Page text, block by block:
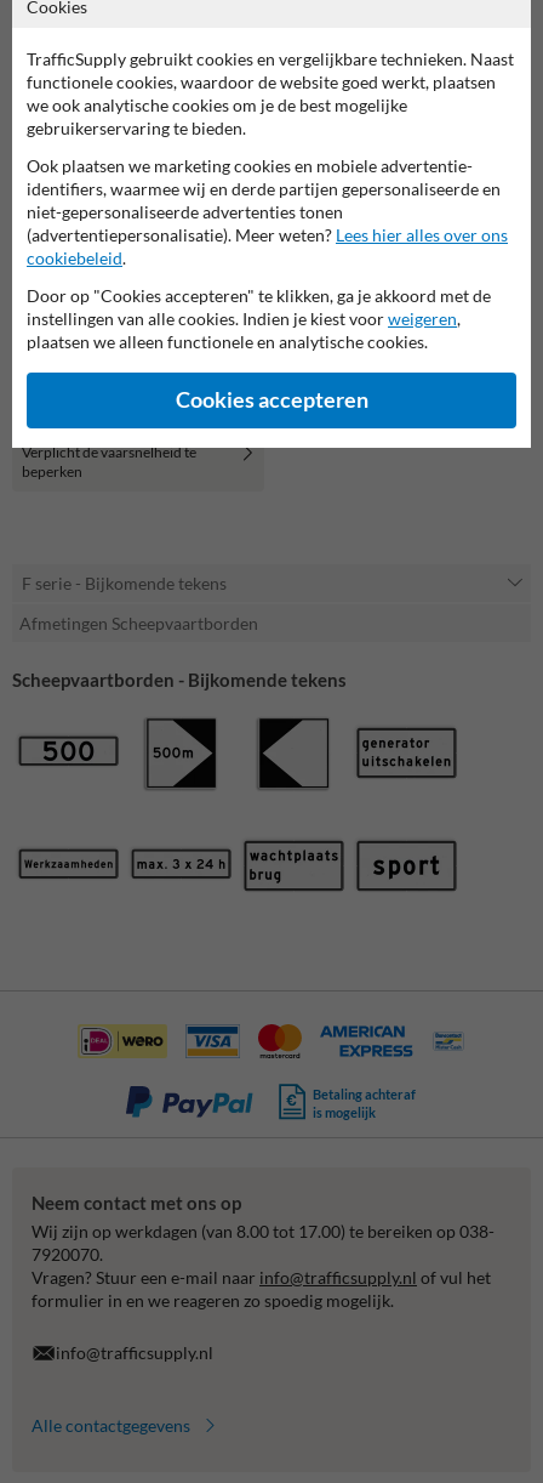
Scheepvaartbord BPR A.1 -
Invaart, uitvaart of doorvaart
verboden
Scheepvaartbord BPR A.7 -
Verboden af te meren
Scheepvaartbord BPR B.6 -
Verplicht de vaarsnelheid te
beperken
F serie - Bijkomende tekens
Afmetingen Scheepvaartborden
Scheepvaartborden - Bijkomende tekens
Betaling achteraf
is mogelijk
Neem contact met ons op
Wij zijn op werkdagen (van 8.00 tot 17.00) te bereiken op 038-
7920070.
Vragen? Stuur een e-mail naar info@trafficsupply.nl of vul het
formulier in en we reageren zo spoedig mogelijk.
info@trafficsupply.nl
Alle contactgegevens
Cookies
TrafficSupply gebruikt cookies en vergelijkbare technieken. Naast
functionele cookies, waardoor de website goed werkt, plaatsen
we ook analytische cookies om je de best mogelijke
gebruikerservaring te bieden.
Ook plaatsen we marketing cookies en mobiele advertentie-
identifiers, waarmee wij en derde partijen gepersonaliseerde en
niet-gepersonaliseerde advertenties tonen
(advertentiepersonalisatie). Meer weten? Lees hier alles over ons
cookiebeleid.
Door op "Cookies accepteren" te klikken, ga je akkoord met de
instellingen van alle cookies. Indien je kiest voorweigeren,
plaatsen we alleen functionele en analytische cookies.
Cookies accepteren